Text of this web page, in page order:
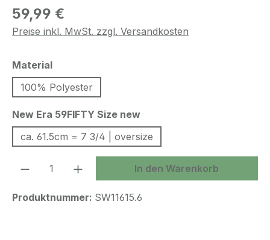
Regulärer Preis:
59,99 €
Preise inkl. MwSt. zzgl. Versandkosten
Materialauswählen
100% Polyester
New Era 59FIFTY Size newauswählen
ca. 61.5cm = 7 3/4 | oversize
Produkt Anzahl: Gib denIn den Warenkorb
Produktnummer: SW11615.6